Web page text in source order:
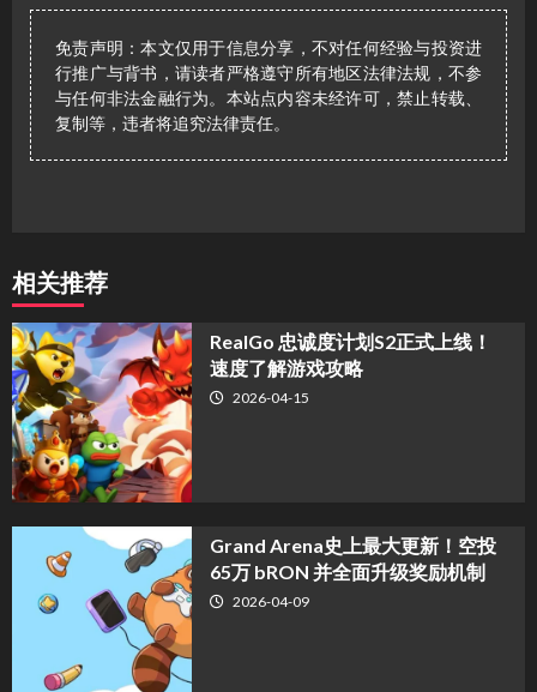
免责声明：本文仅用于信息分享，不对任何经验与投资进
行推广与背书，请读者严格遵守所有地区法律法规，不参
与任何非法金融行为。本站点内容未经许可，禁止转载、
复制等，违者将追究法律责任。
相关推荐
​RealGo 忠诚度计划S2正式上线！
速度了解游戏攻略
2026-04-15
Grand Arena史上最大更新！空投
65万 bRON 并全面升级奖励机制
2026-04-09